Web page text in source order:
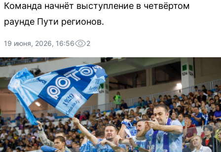
Команда начнёт выступление в четвёртом
раунде Пути регионов.
19 июня, 2026, 16:56 2